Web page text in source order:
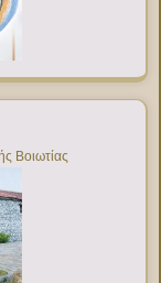
Βοιωτίας